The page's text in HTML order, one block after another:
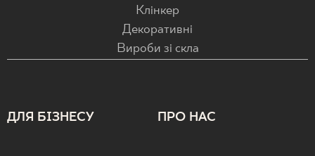
Клінкер
Декоративні
Вироби зі скла
ДЛЯ БІЗНЕСУ ПРО НАС